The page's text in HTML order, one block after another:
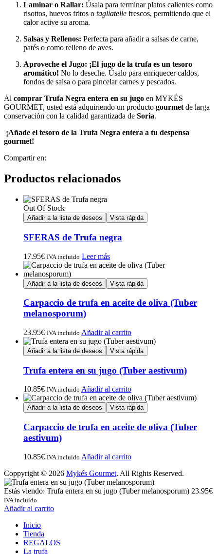
Laminar o Rallar: Úsala para terminar platos calientes como
risottos, huevos fritos o tagliatelle frescos, permitiendo que el
calor active su aroma.
Salsas y Rellenos: Perfecta para añadir a salsas de carne,
patés o como relleno de aves.
Aproveche el Jugo: ¡El jugo de la trufa es un tesoro
aromático! No lo deseche. Úsalo para enriquecer caldos,
fondos de salsa o para pincelar carnes y pescados.
Al comprar Trufa Negra entera en su jugo en MYKÉS
GOURMET, usted está adquiriendo un producto gourmet de larga
conservación con la calidad garantizada de Soria.
¡Añade el tesoro de la Trufa Negra entera a tu despensa
gourmet!
Compartir en:
Productos relacionados
Out Of Stock
Añadir a la lista de deseos Vista rápida
SFERAS de Trufa negra
17.95€ IVA incluido Leer más
Añadir a la lista de deseos Vista rápida
Carpaccio de trufa en aceite de oliva (Tuber
melanosporum)
23.95€ IVA incluido Añadir al carrito
Añadir a la lista de deseos Vista rápida
Trufa entera en su jugo (Tuber aestivum)
10.85€ IVA incluido Añadir al carrito
Añadir a la lista de deseos Vista rápida
Carpaccio de trufa en aceite de oliva (Tuber
aestivum)
10.85€ IVA incluido Añadir al carrito
Coppyright © 2026 Mykés Gourmet. All Rights Reserved.
Estás viendo: Trufa entera en su jugo (Tuber melanosporum) 23.95€
IVA incluido
Añadir al carrito
Inicio
Tienda
REGALOS
La trufa